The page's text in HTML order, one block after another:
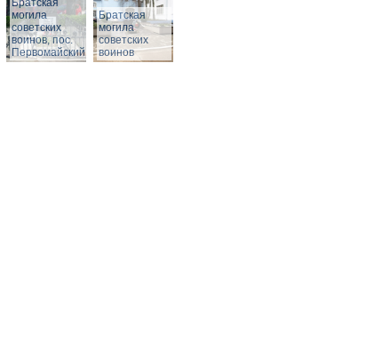
Братская
могила
советских
воинов, пос.
Первомайский
Братская
могила
советских
воинов